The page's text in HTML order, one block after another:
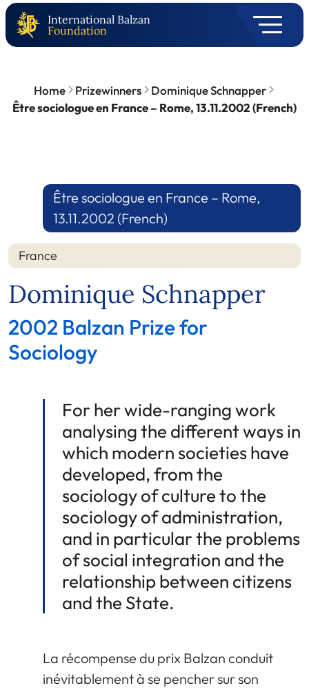
International Balzan
Foundation
Home Prizewinners
Dominique Schnapper
Être sociologue en France – Rome, 13.11.2002 (French)
Être sociologue en France – Rome,
13.11.2002 (French)
France
Dominique Schnapper
2002 Balzan Prize for
Sociology
For her wide-ranging work
analysing the different ways in
which modern societies have
developed, from the
sociology of culture to the
sociology of administration,
and in particular the problems
of social integration and the
relationship between citizens
and the State.
La récompense du prix Balzan conduit
inévitablement à se pencher sur son